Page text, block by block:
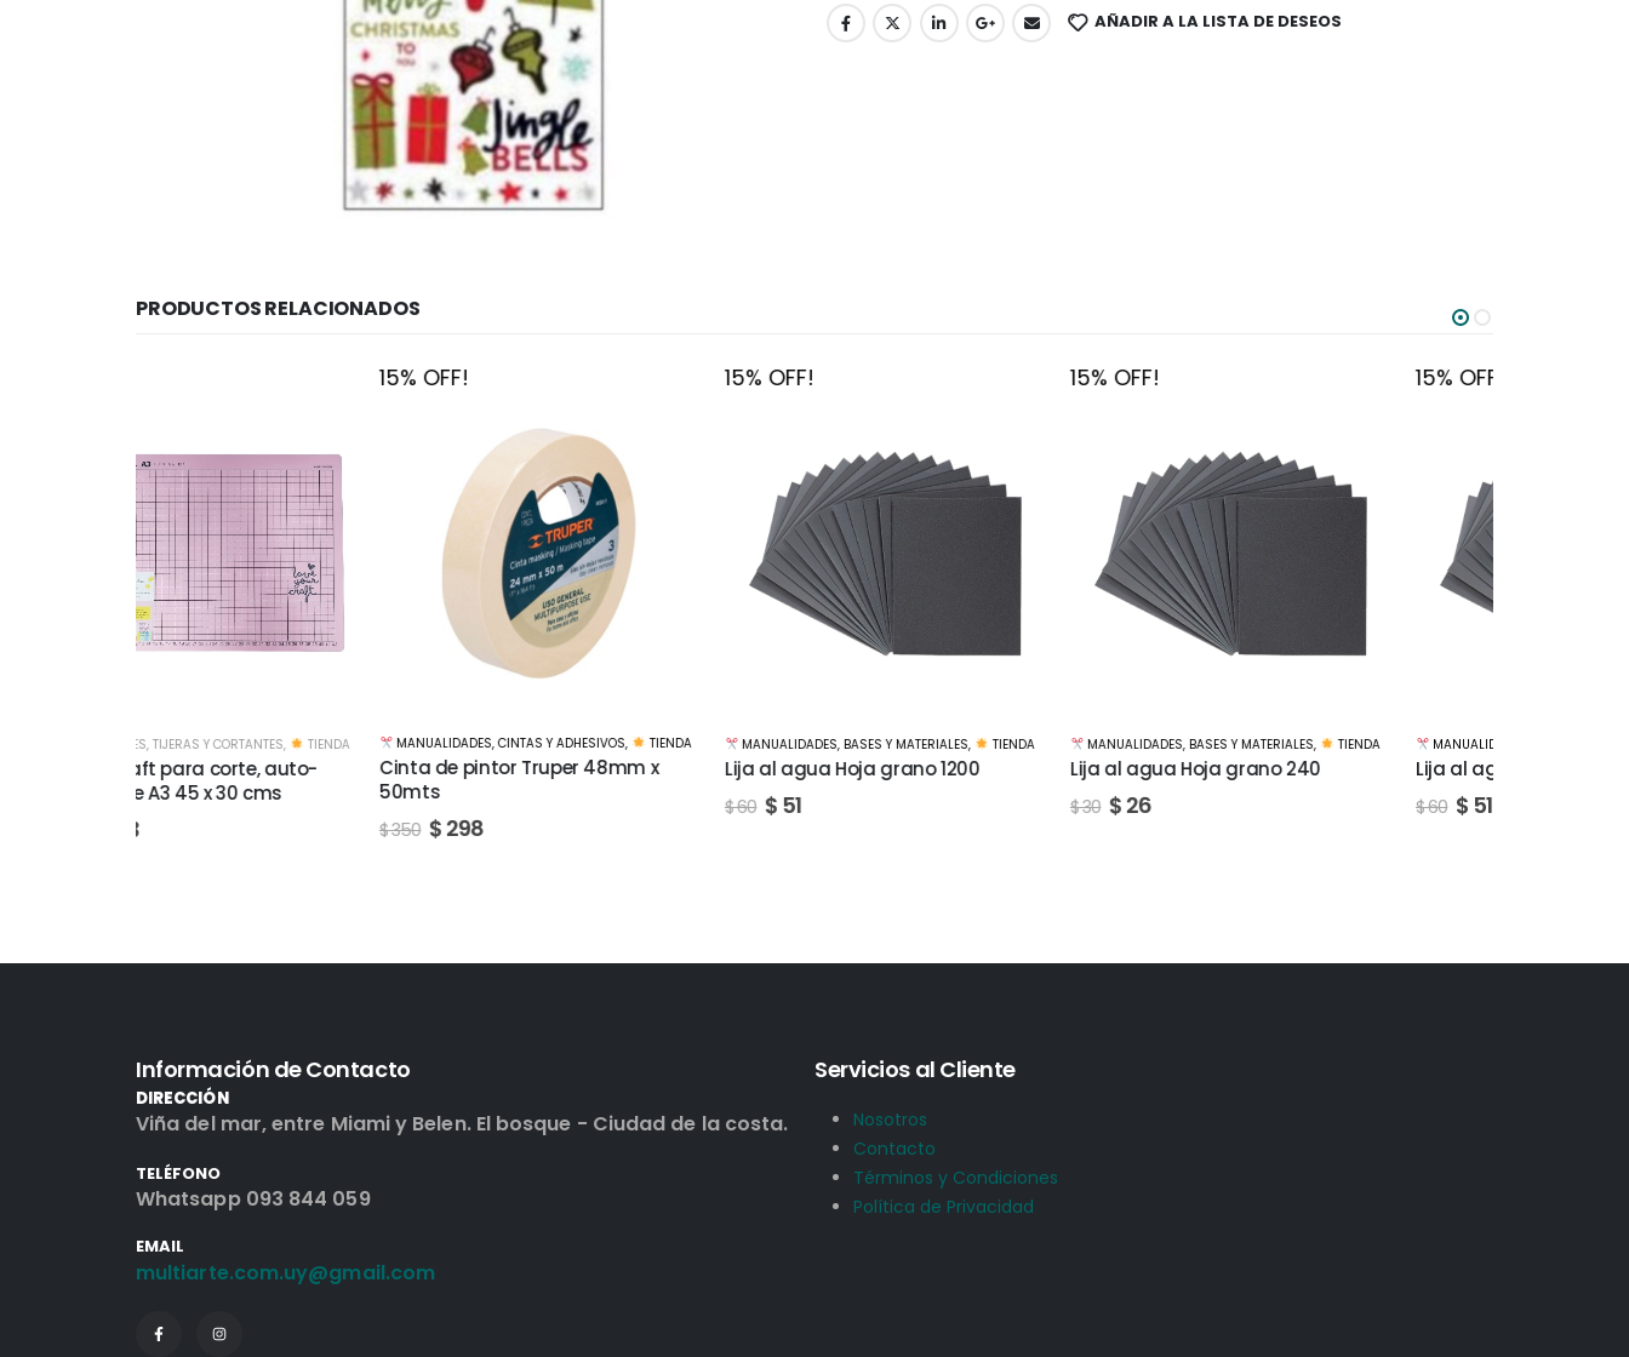
AÑADIR A LA LISTA DE DESEOS
PRODUCTOS RELACIONADOS
MANUALIDADES,CINTAS Y ADHESIVOS, TIENDA
Cinta de pintor Truper 48mm x
50mts
$
MANUALIDADES,BASES Y MATERIALES , TIENDA
Lija al agua Hoja grano 1200
MANUALIDADES,BASES Y MATERIALES , TIENDA
Lija al agua Hoja grano 240
MANUALIDADES,BASES Y MATERIALES , TIENDA
Lija al agua Hoja grano 2500
Información de Contacto
DIRECCIÓN
Viña del mar, entre Miami y Belen. El bosque - Ciudad de la costa.
TELÉFONO
Whatsapp 093 844 059
EMAIL
multiarte.com.uy@gmail.com
Servicios al Cliente
Nosotros
Contacto
Términos y Condiciones
Política de Privacidad